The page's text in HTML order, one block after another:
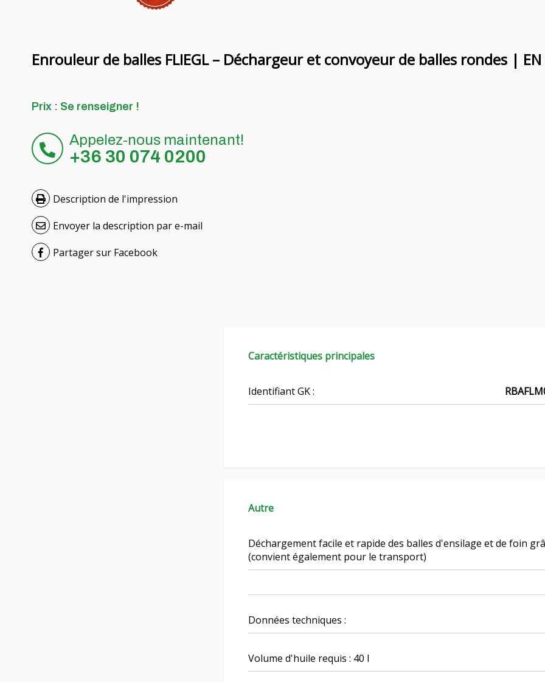
Enrouleur de balles FLIEGL – Déchargeur et convoyeur de balles rondes | EN
Prix ​​: Se renseigner !
Appelez-nous maintenant!
+36 30 074 0200
Description de l'impression
Envoyer la description par e-mail
Partager sur Facebook
Caractéristiques principales
Identifiant GK :
Autre
Déchargement facile et rapide des balles d'ensilage et de foin
(convient également pour le transport)
Données techniques :
Volume d'huile requis : 40 l